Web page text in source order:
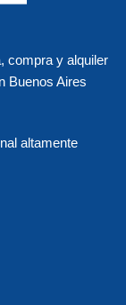
compra y alquiler
Buenos Aires
altamente